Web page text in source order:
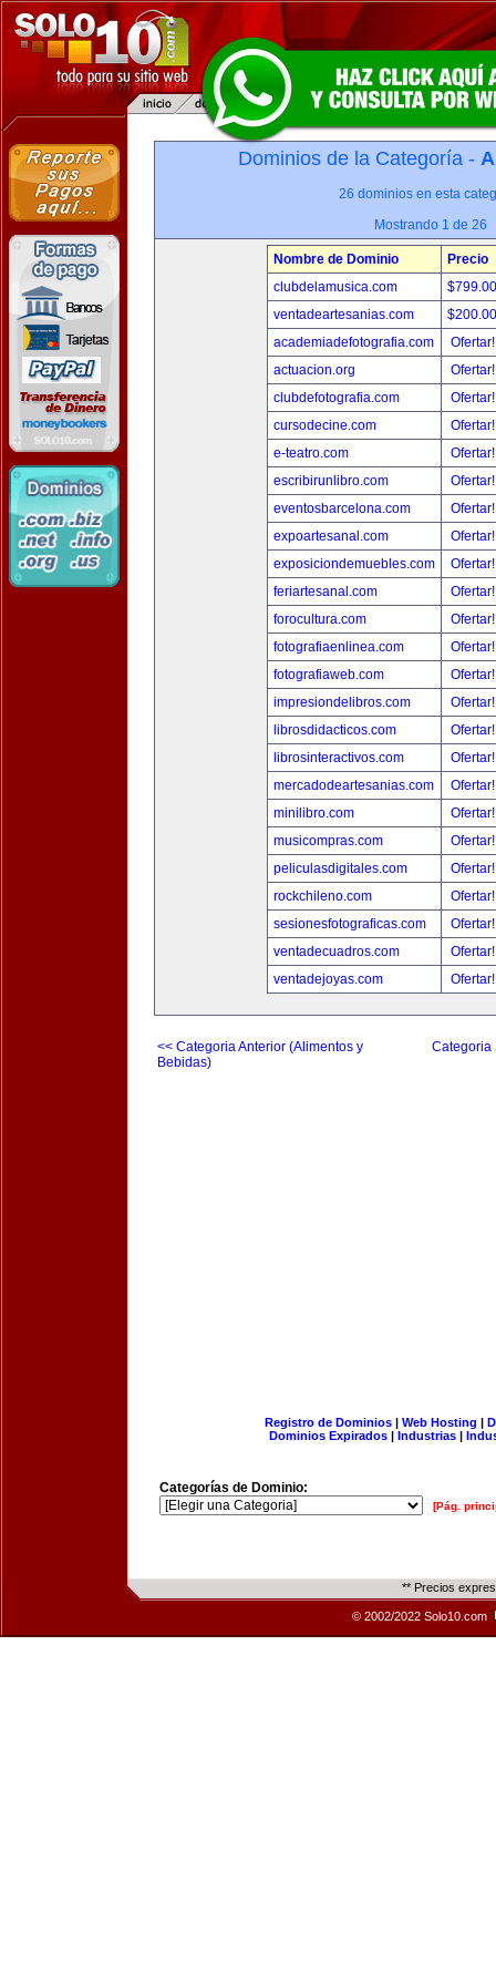
Dominios de la Categoría -
26 dominios en esta
Mostrando 1 de 26
Nombre de Dominio
Precio
clubdelamusica.com
ventadeartesanias.com
academiadefotografia.com
actuacion.org
clubdefotografia.com
cursodecine.com
e-teatro.com
escribirunlibro.com
eventosbarcelona.com
expoartesanal.com
exposiciondemuebles.com
feriartesanal.com
forocultura.com
fotografiaenlinea.com
fotografiaweb.com
impresiondelibros.com
librosdidacticos.com
librosinteractivos.com
mercadodeartesanias.com
minilibro.com
musicompras.com
peliculasdigitales.com
rockchileno.com
sesionesfotograficas.com
ventadecuadros.com
ventadejoyas.com
<< Categoria Anterior (Alimentos y
Bebidas)
Categoria
Registro de Dominios| Web Hosting |
Dominios Expirados | Industrias |
Categorías de Dominio:
[Pág.
** Precios
© 2002/2022 Solo10.com